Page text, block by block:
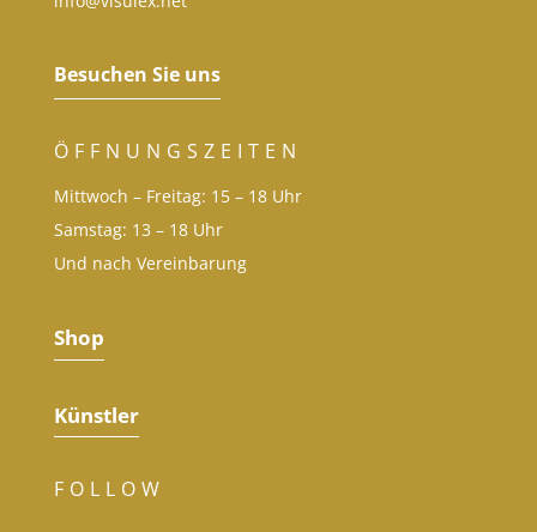
Besuchen Sie uns
ÖFFNUNGSZEITEN
Mittwoch – Freitag: 15 – 18 Uhr
Samstag: 13 – 18 Uhr
Und nach Vereinbarung
Shop
Künstler
FOLLOW